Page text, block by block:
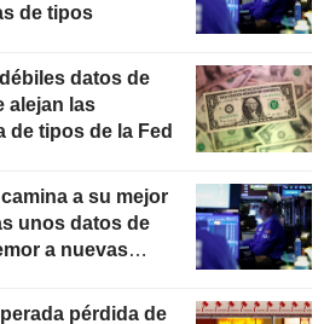
de tipos
datos de
alejan las
de tipos de la Fed
a su mejor
unos datos de
a nuevas
pérdida de